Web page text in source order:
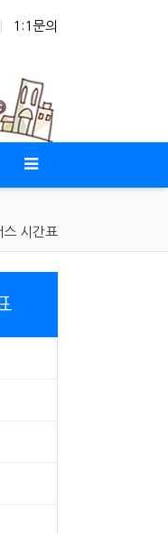
1:1문의
스 시간표